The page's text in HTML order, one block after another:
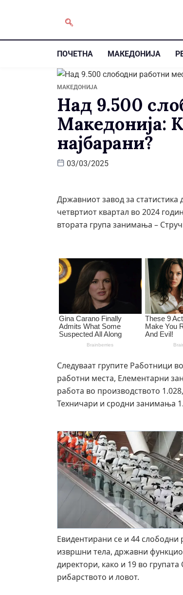
ПОЧЕТНА МАКЕДОНИЈА
МАКЕДОНИЈА
Над 9.500
Македонија:
најбарани?
03/03/2025
Државниот завод за статистика
четвртиот квартал во 2024
втората група занимања –
Следуваат групите Работници
работни места, Елементарни
работа во производството
Техничари и сродни занимања
Евидентирани се и 44
извршни тела, државни
директори, како и 19 во
рибарството и ловот.